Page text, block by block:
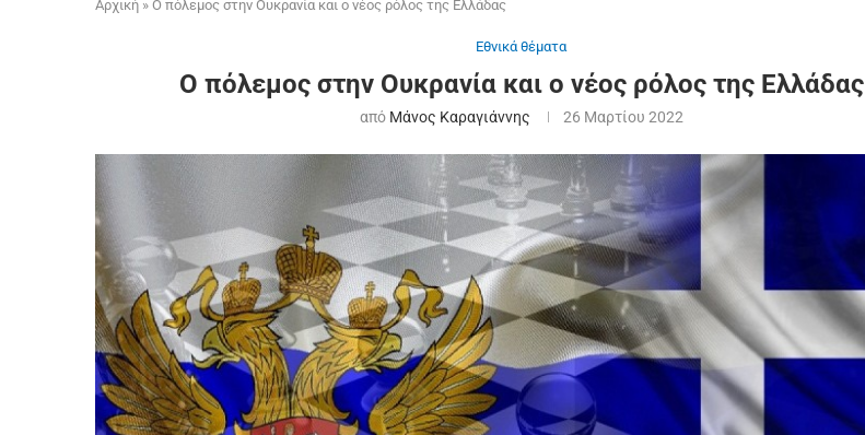
Αρχική » Ο πόλεμος στην Ουκρανία και ο νέος ρόλος της Ελλάδας
Εθνικά θέματα
Ο πόλεμος στην Ουκρανία και ο νέος ρόλος της Ελλάδας
από Μάνος Καραγιάννης 26 Μαρτίου 2022